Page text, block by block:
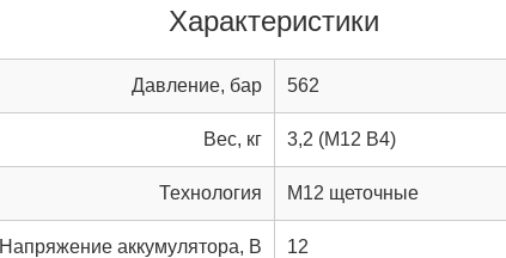
Характеристики
Давление, бар 562
Вес, кг 3,2 (M12 B4)
Технология M12 щеточные
Напряжение аккумулятора, В 12